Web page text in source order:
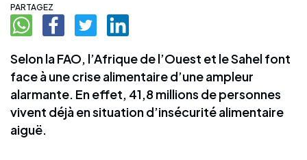
PARTAGEZ
Selon la FAO, l’Afrique de l’Ouest et le Sahel font
face à une crise alimentaire d’une ampleur
alarmante. En effet, 41,8 millions de personnes
vivent déjà en situation d’insécurité alimentaire
aiguë.